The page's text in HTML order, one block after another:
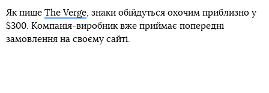
Як пише The Verge , знаки обійдуться охочим приблизно у
$300. Компанія-виробник вже приймає попередні
замовлення на своєму сайті.